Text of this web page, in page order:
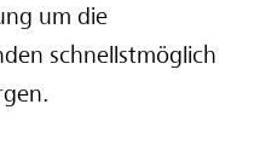
um die
schnellstmöglich